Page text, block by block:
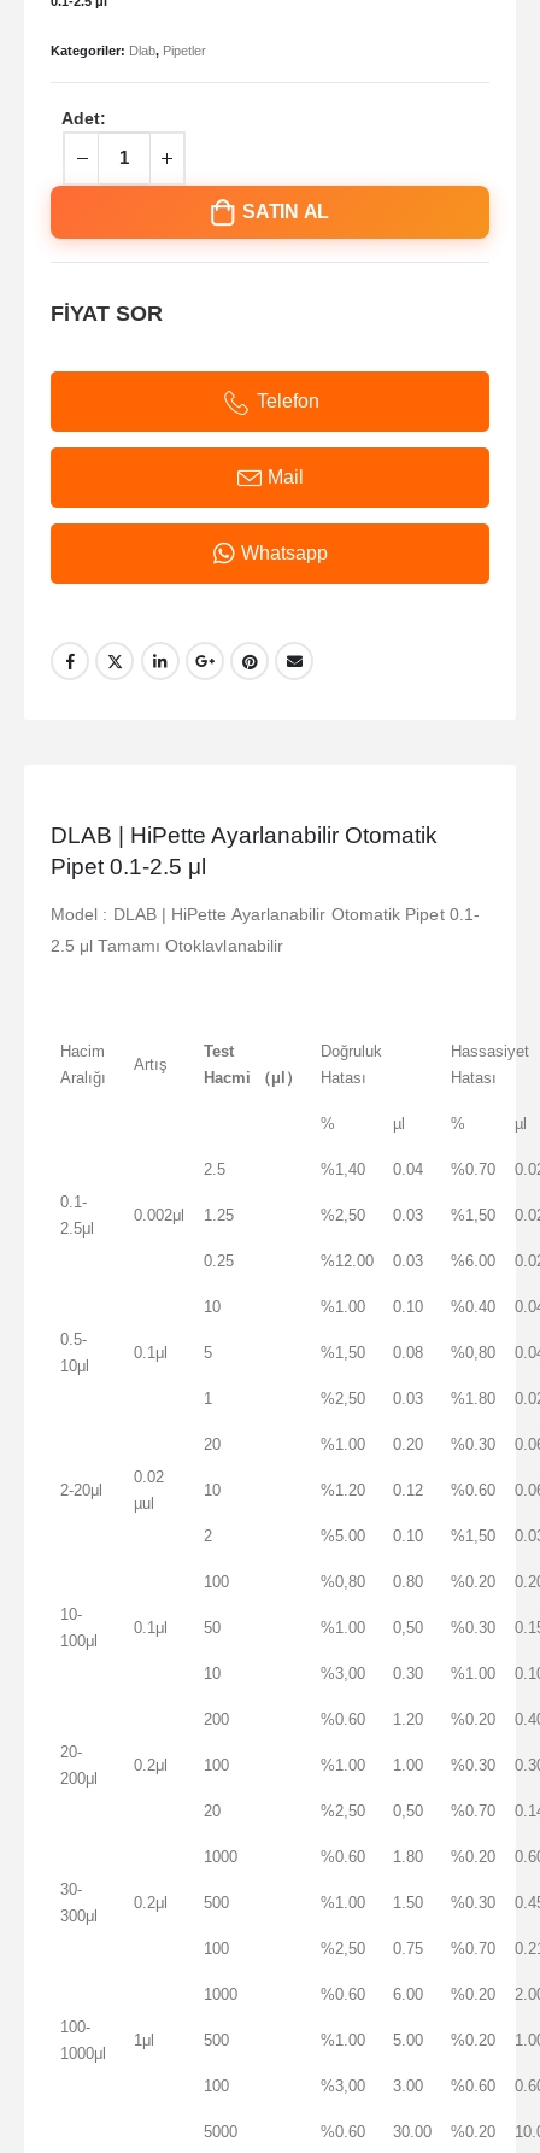
Kategoriler: Dlab, Pipetler
Adet:
SATIN AL
FİYAT SOR
Telefon
Mail
Whatsapp
DLAB | HiPette Ayarlanabilir Otomatik
Pipet 0.1-2.5 μl
Model : DLAB | HiPette Ayarlanabilir Otomatik Pipet 0.1-
2.5 μl Tamamı Otoklavlanabilir
Hacim
Aralığı
Artış
Test
Hacmi
（μl）
Doğruluk
Hatası
Hassasiyet
Hatası
% µl % µl
0.1-
2.5μl
0.002μl
2.5 %1,40 0.04 %0.70
1.25 %2,50 0.03 %1,50
0.25 %12.00 0.03 %6.00
0.5-
10μl
0.1μl
10 %1.00 0.10 %0.40
5 %1,50 0.08 %0,80
1 %2,50 0.03 %1.80
2-20μl
0.02
µul
20 %1.00 0.20 %0.30
10 %1.20 0.12 %0.60
2 %5.00 0.10 %1,50
10-
100μl
0.1μl
100 %0,80 0.80 %0.20
50 %1.00 0,50 %0.30
10 %3,00 0.30 %1.00
20-
200μl
0.2μl
200 %0.60 1.20 %0.20
100 %1.00 1.00 %0.30
20 %2,50 0,50 %0.70
30-
300μl
0.2μl
1000 %0.60 1.80 %0.20
500 %1.00 1.50 %0.30
100 %2,50 0.75 %0.70
100-
1000μl
1μl
1000 %0.60 6.00 %0.20
500 %1.00 5.00 %0.20
100 %3,00 3.00 %0.60
5000 %0.60 30.00 %0.20